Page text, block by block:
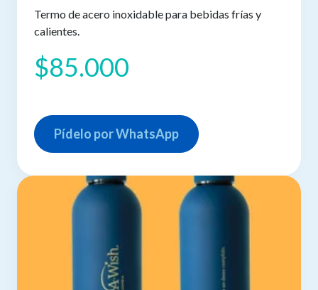
Termo de acero inoxidable para bebidas frías y
calientes.
$85.000
Pídelo por WhatsApp